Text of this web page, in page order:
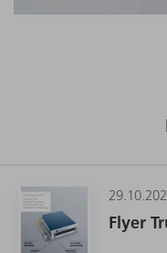
Flyer